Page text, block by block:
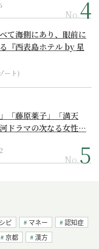
No.
て海側にあり、眼前に
『西表島ホテル by 星
ート)
」「藤原薬子」「満天
ドラマの次なる女性…
No.
ピ マネー
認知症
京都 漢方